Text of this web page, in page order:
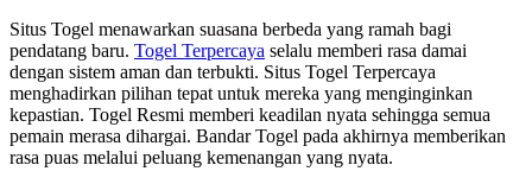
Situs Togel menawarkan suasana berbeda yang ramah bagi
pendatang baru. Togel Terpercaya selalu memberi rasa damai
dengan sistem aman dan terbukti. Situs Togel Terpercaya
menghadirkan pilihan tepat untuk mereka yang menginginkan
kepastian. Togel Resmi memberi keadilan nyata sehingga semua
pemain merasa dihargai. Bandar Togel pada akhirnya memberikan
rasa puas melalui peluang kemenangan yang nyata.